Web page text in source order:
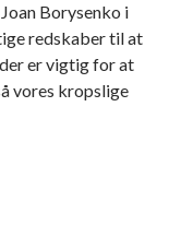
Borysenko i
redskaber til at
er vigtig for at
vores kropslige